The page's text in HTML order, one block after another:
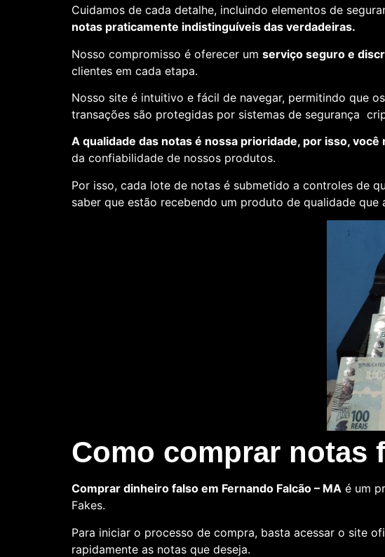
Cuidamos de cada detalhe, incluindo elementos de
notas praticamente indistinguíveis das verdadeiras.
Nosso compromisso é oferecer um serviço seguro e
clientes em cada etapa.
Nosso site é intuitivo e fácil de navegar, permitindo que
transações são protegidas por sistemas de segurança
A qualidade das notas é nossa prioridade, por isso,
da confiabilidade de nossos produtos.
Por isso, cada lote de notas é submetido a controles de
saber que estão recebendo um produto de qualidade que
Como comprar notas
Comprar dinheiro falso em Fernando Falcão – MA é um
Fakes.
Para iniciar o processo de compra, basta acessar o site
rapidamente as notas que deseja.